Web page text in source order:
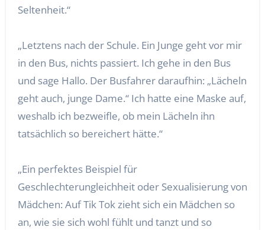
Seltenheit.“
„Letztens nach der Schule. Ein Junge geht vor mir
in den Bus, nichts passiert. Ich gehe in den Bus
und sage Hallo. Der Busfahrer daraufhin: „Lächeln
geht auch, junge Dame.“ Ich hatte eine Maske auf,
weshalb ich bezweifle, ob mein Lächeln ihn
tatsächlich so bereichert hätte.“
„Ein perfektes Beispiel für
Geschlechterungleichheit oder Sexualisierung von
Mädchen: Auf Tik Tok zieht sich ein Mädchen so
an, wie sie sich wohl fühlt und tanzt und so